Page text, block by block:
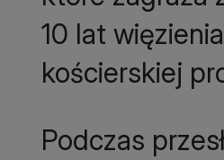
10 lat
kościerskiej
Podczas